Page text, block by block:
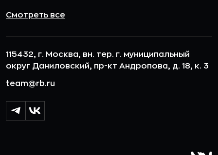
Смотреть все
115432, г. Москва, вн. тер. г. муниципальный
округ Даниловский, пр-кт Андропова, д. 18, к. 3
team@rb.ru